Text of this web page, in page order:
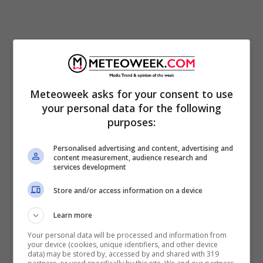
Premessa: le dinamiche dell’incidente sono da
chiarire. Al momento l’uomo ha raccontato di
essere stato raggiunto da un proiettile
mentre si trovava a via Forni. Non ha
aggiunto altro, al momento. Mentre, una
residente di Nuova Ostia, ha raccontato: “Ho
sentito 4 colpi di pistola, saranno state le 17,
uno dopo l’altro. Poi una macchina che
sgommava via. Quando mi sono affacciata ho
visto le auto dei carabinieri”. Ascaniè il
Meteoweek asks for your consent to use
your personal data for the following
purposes:
Personalised advertising and content, advertising and
content measurement, audience research and
services development
Store and/or access information on a device
Learn more
Your personal data will be processed and information from
your device (cookies, unique identifiers, and other device
data) may be stored by, accessed by and shared with 319